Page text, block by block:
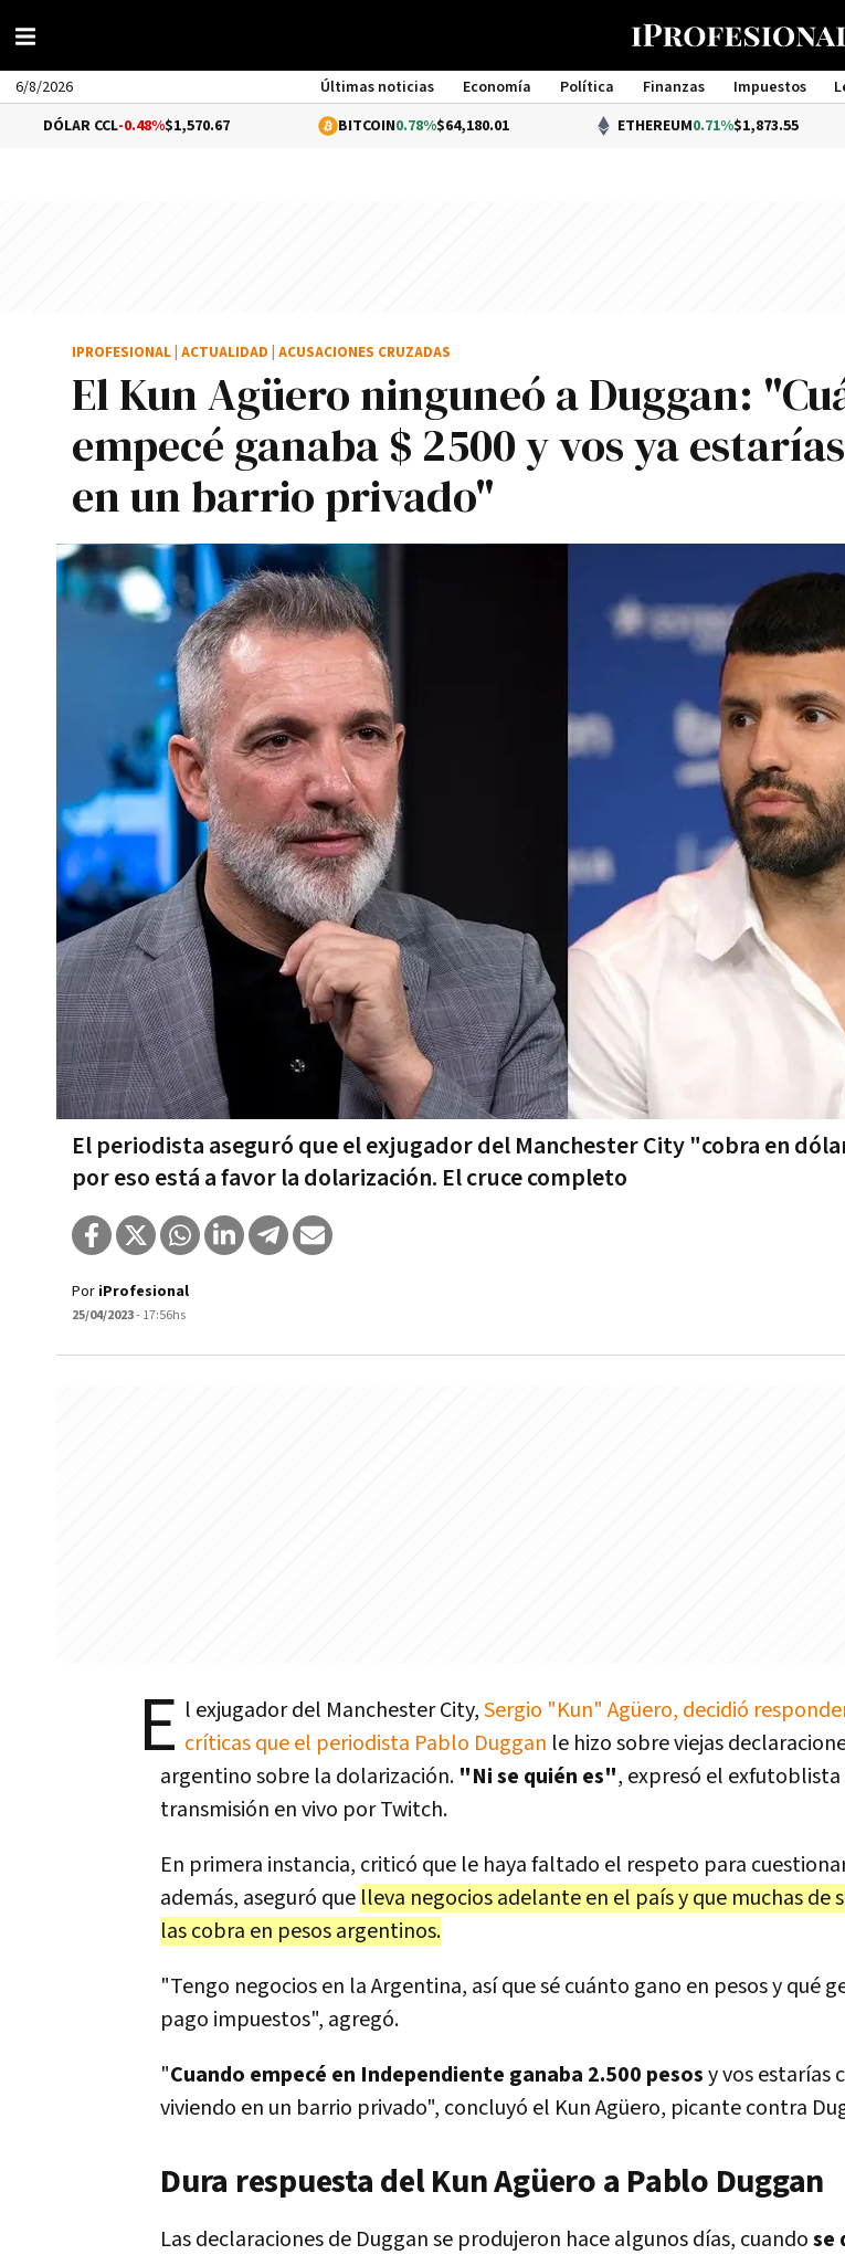
6/8/2026 Últimas noticias Economía Política Finanzas Impuestos
Management
-0.48%$1,570.67 0.78%$64,180.01 ETHEREUM 0.71%$1,873.55
El Kun Agüero ninguneó a Duggan:
empecé ganaba $ 2500 y vos ya
en un barrio privado"
El periodista aseguró que el exjugador del Manchester City "cobra en
por eso está a favor la dolarización. El cruce completo
IPROFESIONAL ACTUALIDAD ACUSACIONES CRUZADAS
Por iProfesional
25/04/2023- 17:56hs
E l exjugador del Manchester City,Sergio "Kun" Agüero, decidió
críticas que el periodista Pablo Duggan le hizo sobre viejas
argentino sobre la dolarización. "Ni se quién es", expresó el exfutoblista
transmisión en vivo por Twitch.
En primera instancia, criticó que le haya faltado el respeto para
además, aseguró que lleva negocios adelante en el país y que muchas de
las cobra en pesos argentinos.
"Tengo negocios en la Argentina, así que sé cuánto gano en pesos y qué
pago impuestos", agregó.
"Cuando empecé en Independiente ganaba 2.500 pesosy vos estarías
viviendo en un barrio privado", concluyó el Kun Agüero, picante contra
Dura respuesta del Kun Agüero a Pablo Duggan
Las declaraciones de Duggan se produjeron hace algunos días, cuandose